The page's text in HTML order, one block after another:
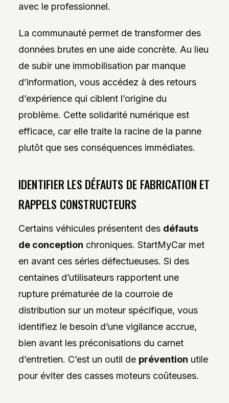
avec le professionnel.
La communauté permet de transformer des
données brutes en une aide concrète. Au lieu
de subir une immobilisation par manque
d’information, vous accédez à des retours
d’expérience qui ciblent l’origine du
problème. Cette solidarité numérique est
efficace, car elle traite la racine de la panne
plutôt que ses conséquences immédiates.
IDENTIFIER LES DÉFAUTS DE FABRICATION ET
RAPPELS CONSTRUCTEURS
Certains véhicules présentent des défauts
de conception chroniques. StartMyCar met
en avant ces séries défectueuses. Si des
centaines d’utilisateurs rapportent une
rupture prématurée de la courroie de
distribution sur un moteur spécifique, vous
identifiez le besoin d’une vigilance accrue,
bien avant les préconisations du carnet
d’entretien. C’est un outil de prévention utile
pour éviter des casses moteurs coûteuses.